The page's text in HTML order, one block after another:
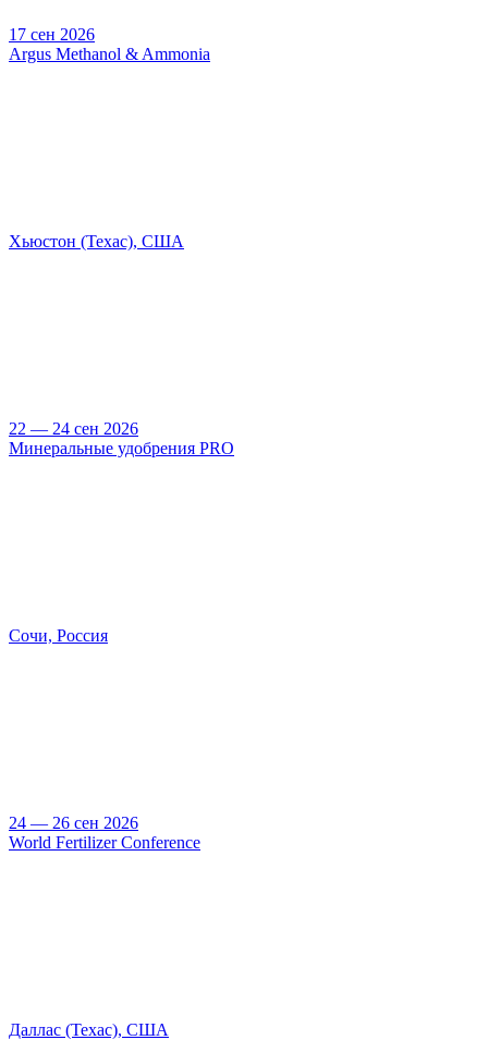
17 сен 2026
Argus Methanol & Ammonia
Хьюстон (Техас), США
22 — 24 сен 2026
Минеральные удобрения PRO
Сочи, Россия
24 — 26 сен 2026
World Fertilizer Conference
Даллас (Техас), США